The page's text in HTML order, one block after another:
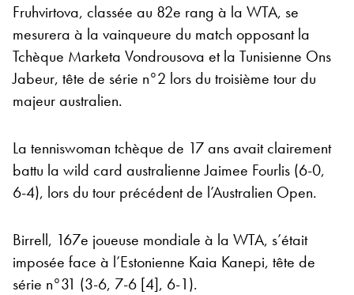
Fruhvirtova, classée au 82e rang à la WTA, se
mesurera à la vainqueure du match opposant la
Tchèque Marketa Vondrousova et la Tunisienne Ons
Jabeur, tête de série n°2 lors du troisième tour du
majeur australien.
La tenniswoman tchèque de 17 ans avait clairement
battu la wild card australienne Jaimee Fourlis (6-0,
6-4), lors du tour précédent de l’Australien Open.
Birrell, 167e joueuse mondiale à la WTA, s’était
imposée face à l’Estonienne Kaia Kanepi, tête de
série n°31 (3-6, 7-6 [4], 6-1).